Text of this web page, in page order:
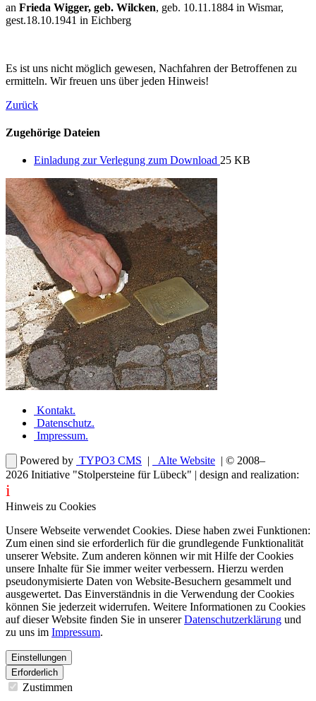
an Frieda Wigger, geb. Wilcken, geb. 10.11.1884 in Wismar,
gest.18.10.1941 in Eichberg
Es ist uns nicht möglich gewesen, Nachfahren der Betroffenen zu
ermitteln. Wir freuen uns über jeden Hinweis!
Zurück
Zugehörige Dateien
Einladung zur Verlegung zum Download 25 KB
Kontakt.
Datenschutz.
Impressum.
Powered by TYPO3 CMS | Alte Website | © 2008–
2026 Initiative "Stolpersteine für Lübeck" | design and realization:
i
Hinweis zu Cookies
Unsere Webseite verwendet Cookies. Diese haben zwei Funktionen:
Zum einen sind sie erforderlich für die grundlegende Funktionalität
unserer Website. Zum anderen können wir mit Hilfe der Cookies
unsere Inhalte für Sie immer weiter verbessern. Hierzu werden
pseudonymisierte Daten von Website-Besuchern gesammelt und
ausgewertet. Das Einverständnis in die Verwendung der Cookies
können Sie jederzeit widerrufen. Weitere Informationen zu Cookies
auf dieser Website finden Sie in unsererDatenschutzerklärung und
zu uns im Impressum.
Einstellungen
Erforderlich
Zustimmen